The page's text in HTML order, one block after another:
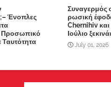
Ένοπλες
Προσωπικό
Ταυτότητα
Συναγερμός
ρωσική
Chernihiv
Ιούλιο
July 01, 2026